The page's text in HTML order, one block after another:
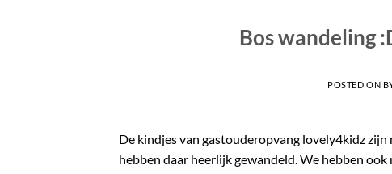
Bos wandeling
POSTED ON
De kindjes van gastouderopvang lovely4kidz
hebben daar heerlijk gewandeld. We hebben